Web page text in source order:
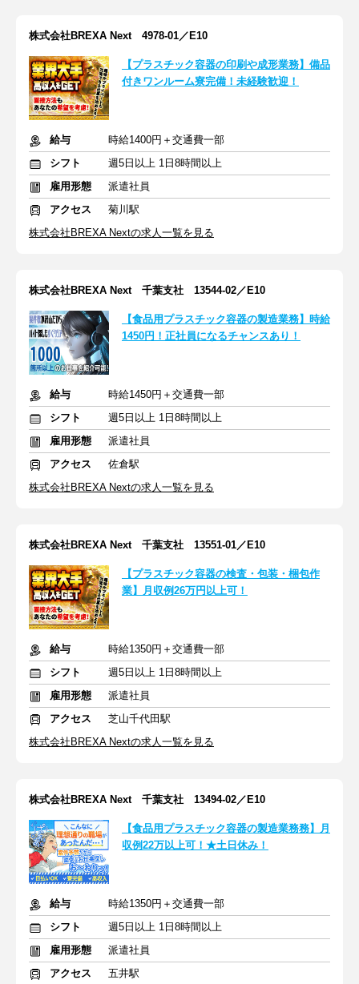
株式会社BREXA Next 4978-01／E10
【プラスチック容器の印刷や成形業務】備品
付きワンルーム寮完備！未経験歓迎！
給与
時給1400円＋交通費一部
シフト
週5日以上 1日8時間以上
雇用形態
派遣社員
アクセス
菊川駅
株式会社BREXA Nextの求人一覧を見る
株式会社BREXA Next 千葉支社 13544-02／E10
【食品用プラスチック容器の製造業務】時給
1450円！正社員になるチャンスあり！
給与
時給1450円＋交通費一部
シフト
週5日以上 1日8時間以上
雇用形態
派遣社員
アクセス
佐倉駅
株式会社BREXA Nextの求人一覧を見る
株式会社BREXA Next 千葉支社 13551-01／E10
【プラスチック容器の検査・包装・梱包作
業】月収例26万円以上可！
給与
時給1350円＋交通費一部
シフト
週5日以上 1日8時間以上
雇用形態
派遣社員
アクセス
芝山千代田駅
株式会社BREXA Nextの求人一覧を見る
株式会社BREXA Next 千葉支社 13494-02／E10
【食品用プラスチック容器の製造業務務】月
収例22万以上可！★土日休み！
給与
時給1350円＋交通費一部
シフト
週5日以上 1日8時間以上
雇用形態
派遣社員
アクセス
五井駅